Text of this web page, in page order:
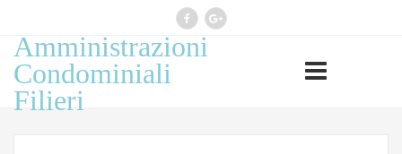
Professione esercitata ai sensi
legge 14 gennaio 2013, n 4
Amministrazioni
Condominiali
Filieri